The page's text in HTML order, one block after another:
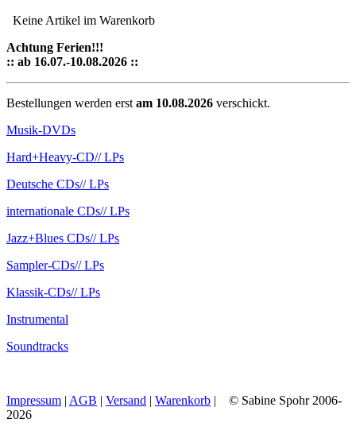
Keine Artikel im Warenkorb
Achtung Ferien!!!
:: ab 16.07.-10.08.2026 ::
Bestellungen werden erst am 10.08.2026 verschickt.
Musik-DVDs
Hard+Heavy-CD// LPs
Deutsche CDs// LPs
internationale CDs// LPs
Jazz+Blues CDs// LPs
Sampler-CDs// LPs
Klassik-CDs// LPs
Instrumental
Soundtracks
Impressum | AGB | Versand | Warenkorb | © Sabine Spohr 2006-
2026